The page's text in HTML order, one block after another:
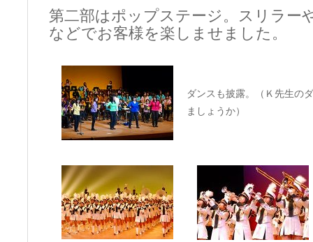
第二部はポップステージ。スリラー
などでお客様を楽しませました。
ダンスも披露。（Ｋ先生の
ましょうか）